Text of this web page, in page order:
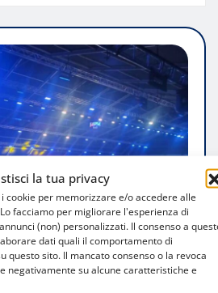
la tua privacy
cookie per memorizzare e/o accedere alle
facciamo per migliorare l'esperienza di
(non) personalizzati. Il consenso a
dati quali il comportamento di
questo sito. Il mancato consenso o la revoca
negativamente su alcune caratteristiche e